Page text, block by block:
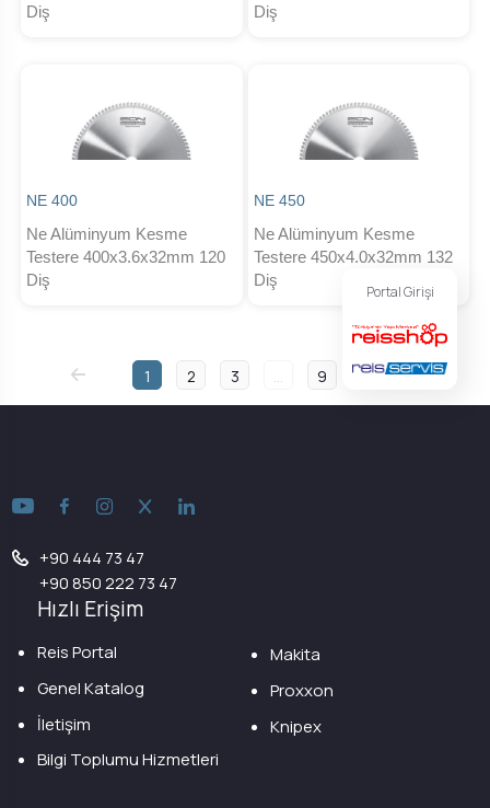
Diş
Diş
NE 400
Ne Alüminyum Kesme
Testere 400x3.6x32mm 120
Diş
NE 450
Ne Alüminyum Kesme
Testere 450x4.0x32mm 132
Diş
1 2 3 ... 9
Portal Girişi
+90 444 73 47
+90 850 222 73 47
Hızlı Erişim
Reis Portal
Genel Katalog
İletişim
Bilgi Toplumu Hizmetleri
Makita
Proxxon
Knipex